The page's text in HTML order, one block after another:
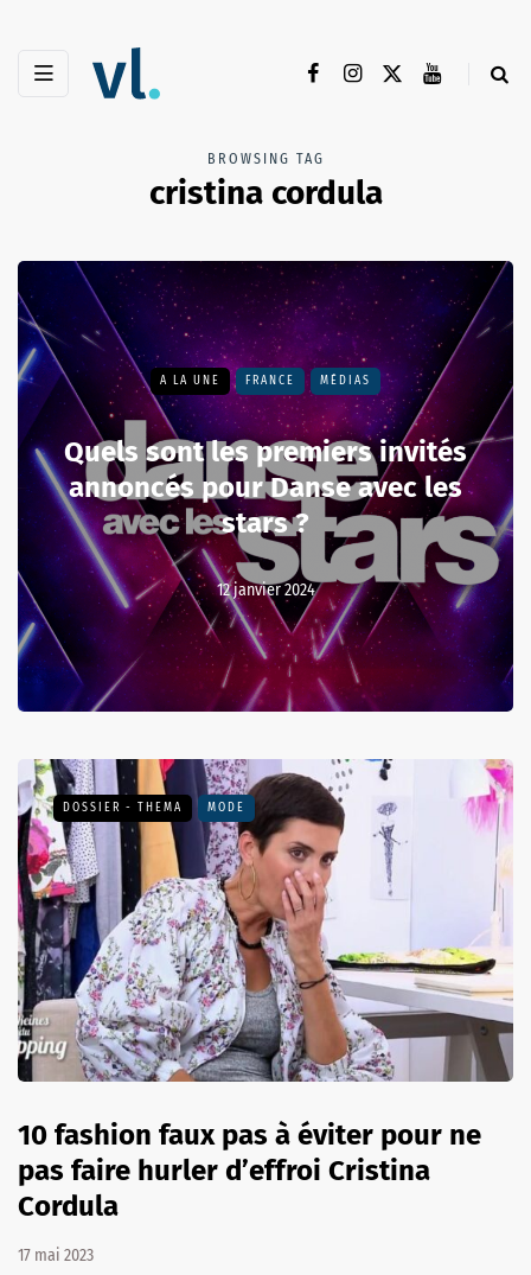
BROWSING TAG
cristina cordula
A LA UNE FRANCE MÉDIAS
Quels sont les premiers invités
annoncés pour Danse avec les
stars ?
12 janvier 2024
DOSSIER - THEMA MODE
10 fashion faux pas à éviter pour ne
pas faire hurler d’effroi Cristina
Cordula
17 mai 2023